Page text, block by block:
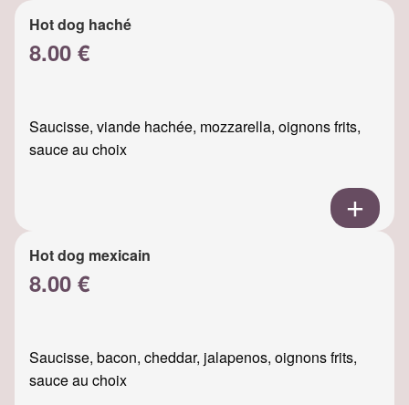
Hot dog haché
8.00 €
Saucisse, viande hachée, mozzarella, oignons frits,
sauce au choix
Hot dog mexicain
8.00 €
Saucisse, bacon, cheddar, jalapenos, oignons frits,
sauce au choix